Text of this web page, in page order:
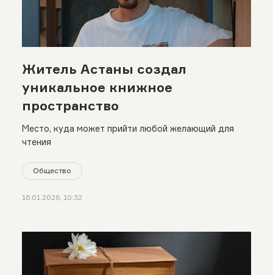
Житель Астаны создал
уникальное книжное
пространство
Место, куда может прийти любой желающий для
чтения
Общество
16.01.2026, 10:32